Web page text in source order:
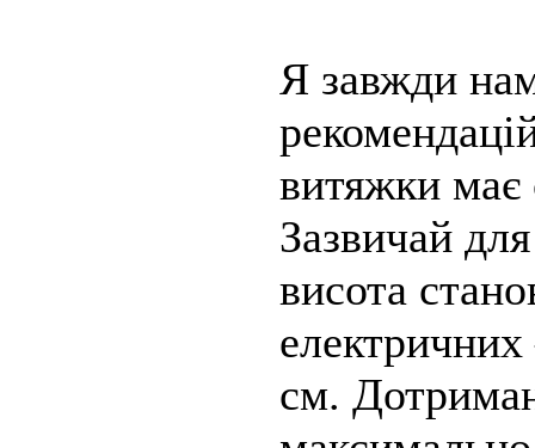
Я завжди
витяжки має
Зазвичай
висота
см.